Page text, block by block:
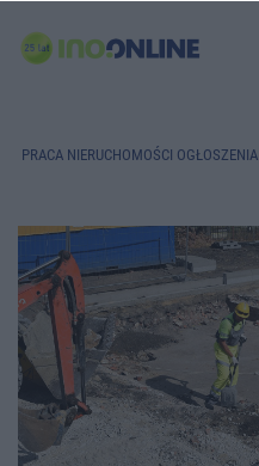
PRACA NIERUCHOMOŚCI OGŁOSZENIA